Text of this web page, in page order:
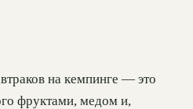
на кемпинге — это
фруктами, медом и,